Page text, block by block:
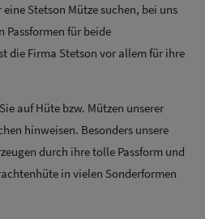
Stetson Mütze suchen, bei uns
Passformen für beide
die Firma Stetson vor allem für ihre
auf Hüte bzw. Mützen unserer
hinweisen. Besonders unsere
durch ihre tolle Passform und
in vielen Sonderformen